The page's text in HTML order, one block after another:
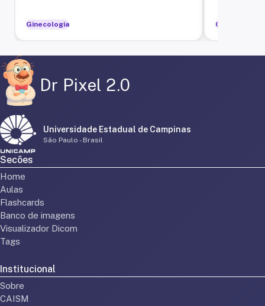
Ginecologia Ginecologia
Dr Pixel 2.0
Universidade Estadual de Campinas
São Paulo - Brasil
Secões
Home
Aulas
Flashcards
Banco de imagens
Visualizador Dicom
Tags
Institucional
Sobre
CAISM